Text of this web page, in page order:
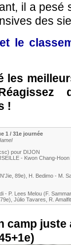
il a pesé
des
le
les
!
1 / 31e journée
pour DIJON
- Kwon Chang-Hoon
, 89e) H. Bedimo - M.
- P. Lees Melou (F.
, 79e) Júlio Tavares R.
camp juste